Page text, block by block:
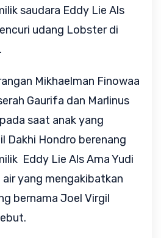
saudara Eddy Lie Als
udang Lobster di
.
Mikhaelman Finowaa
Gaurifa dan Marlinus
saat anak yang
Dakhi Hondro berenang
Eddy Lie Als Ama Yudi
yang mengakibatkan
bernama Joel Virgil